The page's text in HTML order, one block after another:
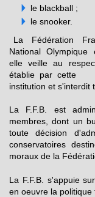
le blackball ;
le snooker.
La Fédération
National
elle veille au
établie par cette
institution et s'interdit
La F.F.B. est
membres, dont un
toute décision
conservatoires
moraux de la
La F.F.B. s'appuie
en oeuvre la politique